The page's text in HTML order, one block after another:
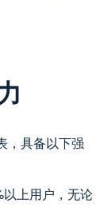
，具备以下强
上用户，无论